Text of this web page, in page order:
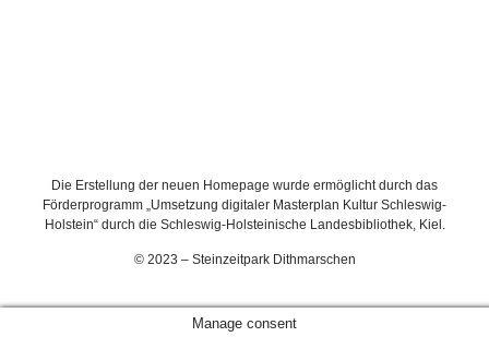
Die Erstellung der neuen Homepage wurde ermöglicht durch das
Förderprogramm „Umsetzung digitaler Masterplan Kultur Schleswig-
Holstein“ durch die Schleswig-Holsteinische Landesbibliothek, Kiel.
© 2023 – Steinzeitpark Dithmarschen
Manage consent